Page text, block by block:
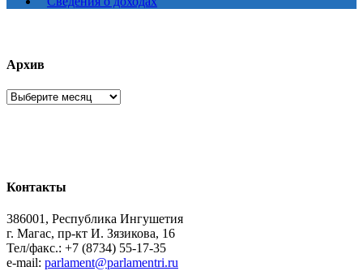
Архив
Архив
Контакты
386001, Республика Ингушетия
г. Магас, пр-кт И. Зязикова, 16
Тел/факс.: +7 (8734) 55-17-35
e-mail: parlament@parlamentri.ru